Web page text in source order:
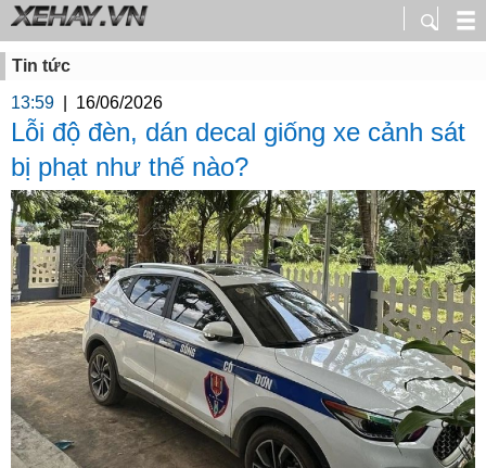
Tin tức
13:59
16/06/2026
Lỗi độ đèn, dán decal giống xe cảnh sát
bị phạt như thế nào?